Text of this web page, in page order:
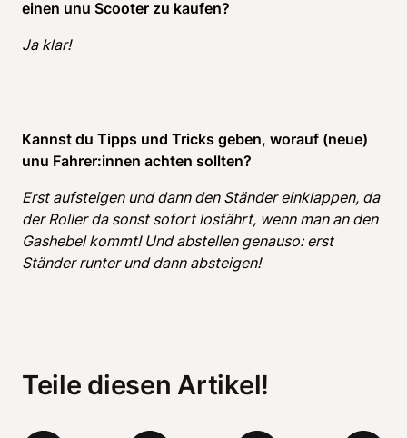
einen unu Scooter zu kaufen?
Ja klar!
Kannst du Tipps und Tricks geben, worauf (neue)
unu Fahrer:innen achten sollten?
Erst aufsteigen und dann den Ständer einklappen, da
der Roller da sonst sofort losfährt, wenn man an den
Gashebel kommt! Und abstellen genauso: erst
Ständer runter und dann absteigen!
Teile diesen Artikel!